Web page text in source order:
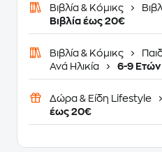
Βιβλία & Κόμικς
Βιβλία έως 20€
Βιβλία & Κόμικς
Ανά Ηλικία
6-9 Ετών
Δώρα & Είδη Lifestyle
έως 20€